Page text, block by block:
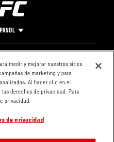
LEGAL
Condiciones
Política de
privacidad
medir y mejorar nuestros sitios
de marketing y para
Al hacer clic en el
derechos de privacidad. Para
privacidad.
de privacidad